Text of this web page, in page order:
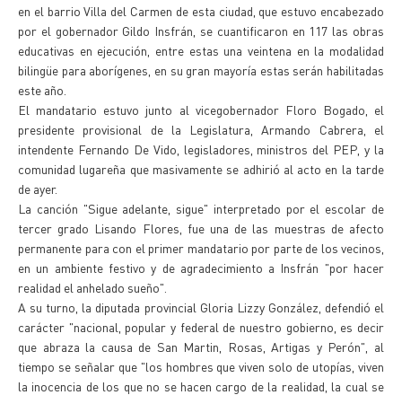
en el barrio Villa del Carmen de esta ciudad, que estuvo encabezado
por el gobernador Gildo Insfrán, se cuantificaron en 117 las obras
educativas en ejecución, entre estas una veintena en la modalidad
bilingüe para aborígenes, en su gran mayoría estas serán habilitadas
este año.
El mandatario estuvo junto al vicegobernador Floro Bogado, el
presidente provisional de la Legislatura, Armando Cabrera, el
intendente Fernando De Vido, legisladores, ministros del PEP, y la
comunidad lugareña que masivamente se adhirió al acto en la tarde
de ayer.
La canción "Sigue adelante, sigue" interpretado por el escolar de
tercer grado Lisando Flores, fue una de las muestras de afecto
permanente para con el primer mandatario por parte de los vecinos,
en un ambiente festivo y de agradecimiento a Insfrán "por hacer
realidad el anhelado sueño".
A su turno, la diputada provincial Gloria Lizzy González, defendió el
carácter "nacional, popular y federal de nuestro gobierno, es decir
que abraza la causa de San Martin, Rosas, Artigas y Perón", al
tiempo se señalar que "los hombres que viven solo de utopías, viven
la inocencia de los que no se hacen cargo de la realidad, la cual se